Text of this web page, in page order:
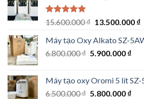
Rated5.00
15.600.000₫ Original
was:
15.600.000 ₫.
13.500.000 ₫
Máy tạo Oxy Alkato SZ-
6.800.000₫ Original
6.800.000 ₫.
5.900.000 ₫
Máy tạo oxy Oromi 5 lít
6.500.000₫ Original
5.800.000 ₫